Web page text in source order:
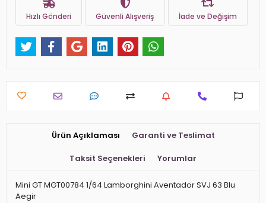
Hızlı Gönderi Güvenli Alışveriş İade ve Değişim
Ürün Açıklaması Garanti ve Teslimat
Taksit Seçenekleri Yorumlar
Mini GT MGT00784 1/64 Lamborghini Aventador SVJ 63 Blu
Aegir